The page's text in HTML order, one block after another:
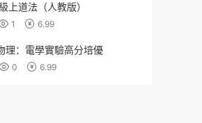
上道法（人教版）
1 6.99
理：電學實驗高分培優
0 6.99